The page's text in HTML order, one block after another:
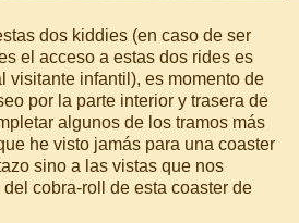
dos kiddies (en caso de ser
el acceso a estas dos rides es
visitante infantil), es momento de
por la parte interior y trasera de
algunos de los tramos más
he visto jamás para una coaster
sino a las vistas que nos
cobra-roll de esta coaster de